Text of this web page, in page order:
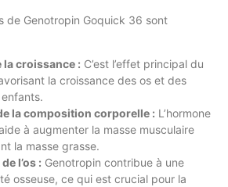
de Genotropin Goquick 36 sont
croissance : C’est l’effet principal du
la croissance des os et des
la composition corporelle : L’hormone
à augmenter la masse musculaire
la masse grasse.
l’os : Genotropin contribue à une
osseuse, ce qui est crucial pour la